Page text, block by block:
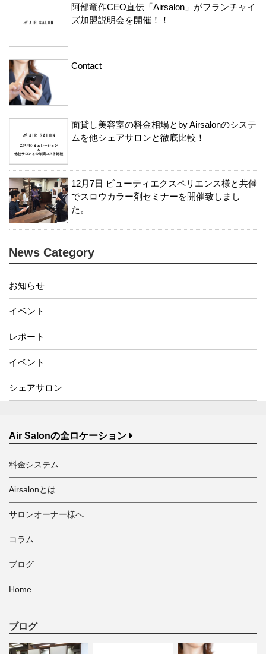
阿部竜作CEO直伝「Airsalon」がフランチャイ
ズ加盟説明会を開催！！
Contact
面貸し美容室の料金相場とby Airsalonのシステ
ムを他シェアサロンと徹底比較！
12月7日 ビューティエクスペリエンス様と共催
でスロウカラー剤セミナーを開催致しまし
た。
News Category
お知らせ
イベント
レポート
イベント
シェアサロン
Air Salonの全ロケーション
料金システム
Airsalonとは
サロンオーナー様へ
コラム
ブログ
Home
ブログ